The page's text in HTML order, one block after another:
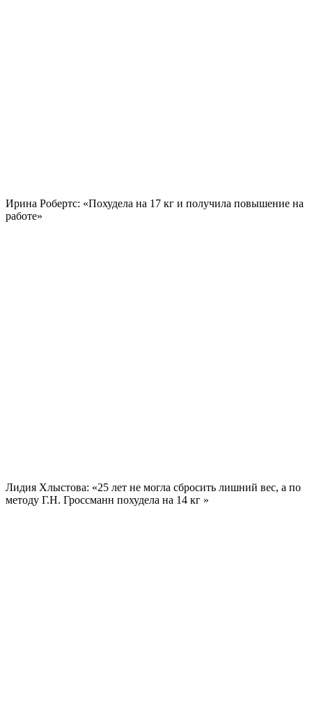
Ирина Робертс: «Похудела на 17 кг и получила повышение на
работе»
Лидия Хлыстова: «25 лет не могла сбросить лишний вес, а по
методу Г.Н. Гроссманн похудела на 14 кг »